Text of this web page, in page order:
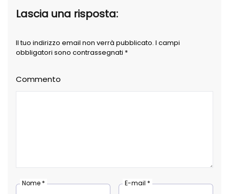
Lascia una risposta:
Il tuo indirizzo email non verrà pubblicato. I campi
obbligatori sono contrassegnati *
Commento
Nome * E-mail *